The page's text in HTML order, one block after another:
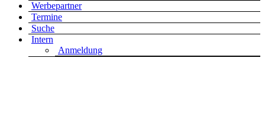
Werbepartner
Termine
Suche
Intern
Anmeldung